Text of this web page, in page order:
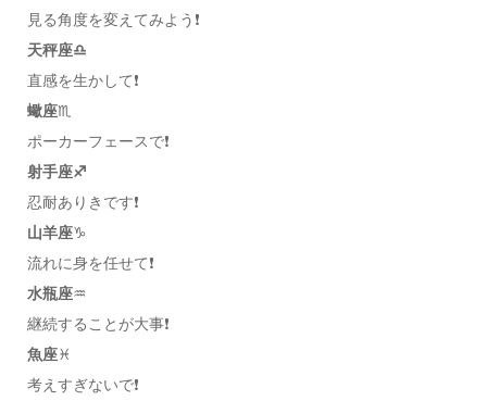
見る角度を変えてみよう❗️
天秤座♎️
直感を生かして❗️
蠍座♏️
ポーカーフェースで❗️
射手座♐️
忍耐ありきです❗️
山羊座♑️
流れに身を任せて❗️
水瓶座♒️
継続することが大事❗️
魚座♓️
考えすぎないで❗️